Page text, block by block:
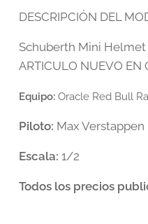
DESCRIPCIÓN DEL
Schuberth Mini Helmet
ARTICULO NUEVO EN
Equipo: Oracle Red Bull
Piloto: Max Verstappen
Escala: 1/2
Todos los precios